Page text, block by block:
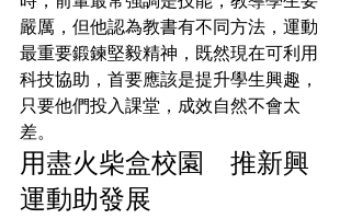
嚴厲，但他認為教書有不同方法，運動
最重要鍛鍊堅毅精神，既然現在可利用
科技協助，首要應該是提升學生興趣，
只要他們投入課堂，成效自然不會太
差。
用盡火柴盒校園　推新興
運動助發展